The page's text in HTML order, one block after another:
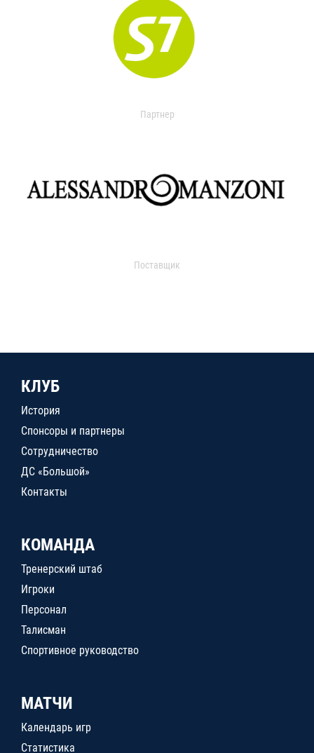
Партнер
Поставщик
КЛУБ
История
Спонсоры и партнеры
Сотрудничество
ДС «Большой»
Контакты
КОМАНДА
Тренерский штаб
Игроки
Персонал
Талисман
Спортивное руководство
МАТЧИ
Календарь игр
Статистика